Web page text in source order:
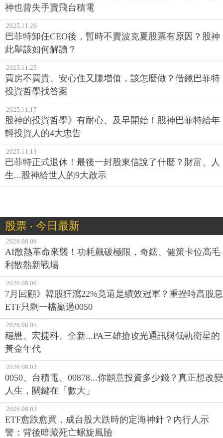
神也曾失手賣飛台積電
2025.11.26
巴菲特卸任CEO後，暫時不賣波克夏股票有原因？股神
此舉該如何解讀？
2025.11.25
買房不買貴、安心住又賺增值，該怎麼做？借鏡巴菲特
投資哲學找答案
2025.11.17
股神的投資哲學》有耐心、及早開始！股神巴菲特給年
輕投資人的4大忠告
2025.11.13
巴菲特正式退休！最後一封股東信說了什麼？財富、人
生...股神給世人的9大啟示
股票 ‧ 今日最新
2026.08.06
AI散熱革命來襲！功耗飆破極限，奇鋐、健策卡位高毛
利散熱新戰場
2026.08.06
7月回顧》韓股狂瀉22%竟還是績效冠軍？重挫時高股息
ETF只剩一檔贏過0050
2026.08.05
穩懋、宏捷科、全新...PA三雄搶攻光通訊與低軌衛星的
黃金年代
2026.08.03
0050、台積電、00878...你願意投資多少錢？真正想改變
人生，關鍵在「數大」
2026.08.03
ETF愈跌愈買，成台股大跌時的定海神針？內行人示
警：背後暗藏死亡螺旋風險